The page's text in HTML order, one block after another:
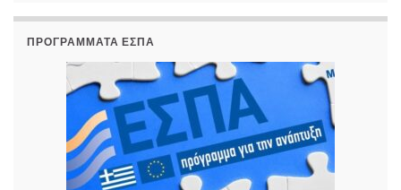
ΠΡΟΓΡΆΜΜΑΤΑ ΕΣΠΑ